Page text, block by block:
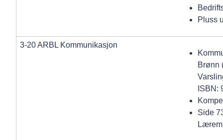
Pluss
3-20 ARBL Kommunikasjon
Brønn
ISBN:
Side